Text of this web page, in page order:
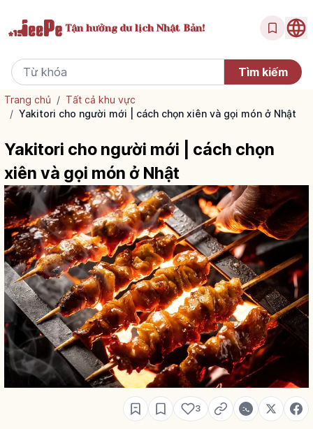
Tận hưởngdu lịch Nhật Bản!
Trang chủ / Tất cả khu vực
/ Yakitori cho người mới | cách chọn xiên và gọi món ở Nhật
Yakitori cho người mới | cách chọn
xiên và gọi món ở Nhật
3